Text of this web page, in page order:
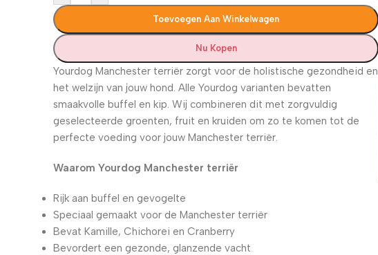
Toevoegen Aan Winkelwagen
Nu Kopen
Yourdog Manchester terriër zorgt voor de holistische gezondheid en
het welzijn van jouw hond. Alle Yourdog varianten bevatten
smaakvolle buffel en kip. Wij combineren dit met zorgvuldig
geselecteerde groenten, fruit en kruiden om zo te komen tot de
perfecte voeding voor jouw Manchester terriër.
Waarom Yourdog Manchester terriër
Rijk aan buffel en gevogelte
Speciaal gemaakt voor de Manchester terriër
Bevat Kamille, Chichorei en Cranberry
Bevordert een gezonde, glanzende vacht